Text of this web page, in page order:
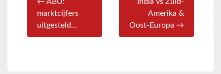
marktcijfers
uitgesteld…
Amerika &
Oost-Europa →